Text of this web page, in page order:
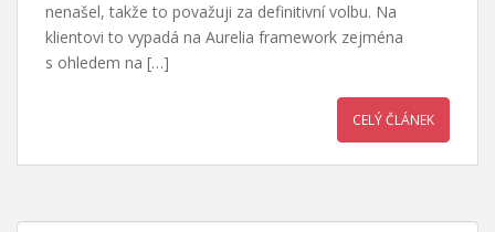
nenašel, takže to považuji za definitivní volbu. Na
klientovi to vypadá na Aurelia framework zejména
s ohledem na […]
CELÝ ČLÁNEK